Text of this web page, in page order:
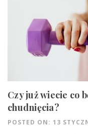
Czy już wiecie co
chudnięcia?
POSTED ON: 13